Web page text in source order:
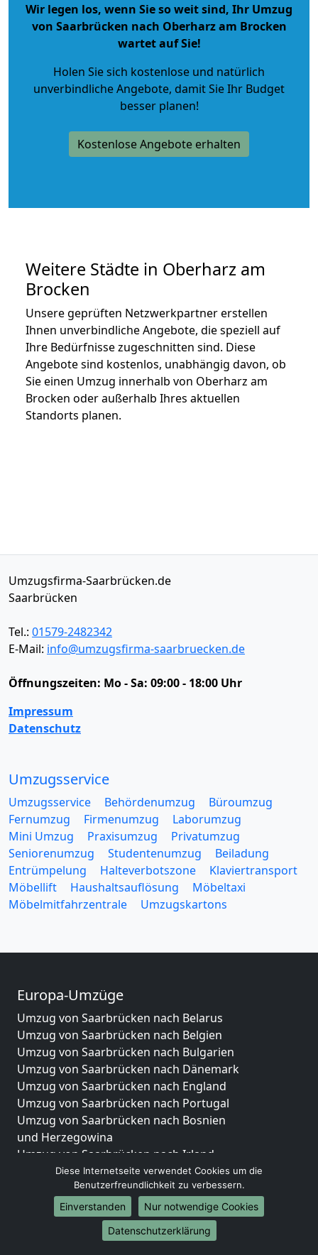
Wir legen los, wenn Sie so weit sind, Ihr Umzug
von Saarbrücken nach Oberharz am Brocken
wartet auf Sie!
Holen Sie sich kostenlose und natürlich
unverbindliche Angebote, damit Sie Ihr Budget
besser planen!
Kostenlose Angebote erhalten
Weitere Städte in Oberharz am
Brocken
Unsere geprüften Netzwerkpartner erstellen
Ihnen unverbindliche Angebote, die speziell auf
Ihre Bedürfnisse zugeschnitten sind. Diese
Angebote sind kostenlos, unabhängig davon, ob
Sie einen Umzug innerhalb von Oberharz am
Brocken oder außerhalb Ihres aktuellen
Standorts planen.
Umzugsfirma-Saarbrücken.de
Saarbrücken
Tel.: 01579-2482342
E-Mail: info@umzugsfirma-saarbruecken.de
Öffnungszeiten: Mo - Sa: 09:00 - 18:00 Uhr
Impressum
Datenschutz
Umzugsservice
Umzugsservice Behördenumzug
Büroumzug
Fernumzug
Firmenumzug
Laborumzug
Mini Umzug
Praxisumzug
Privatumzug
Seniorenumzug
Studentenumzug
Beiladung
Entrümpelung
Halteverbotszone
Klaviertransport
Möbellift
Haushaltsauflösung
Möbeltaxi
Möbelmitfahrzentrale
Umzugskartons
Europa-Umzüge
Umzug von Saarbrücken nach Belarus
Umzug von Saarbrücken nach Belgien
Umzug von Saarbrücken nach Bulgarien
Umzug von Saarbrücken nach Dänemark
Umzug von Saarbrücken nach England
Umzug von Saarbrücken nach Portugal
Umzug von Saarbrücken nach Bosnien
und Herzegowina
Umzug von Saarbrücken nach Irland
Umzug von Saarbrücken nach Lettland
Umzug von Saarbrücken nach Zypern
Umzug von Saarbrücken nach Kroatien
Umzug von Saarbrücken nach Estland
Umzug von Saarbrücken nach Finnland
Diese Internetseite verwendet Cookies um die
Benutzerfreundlichkeit zu verbessern.
Einverstanden
Nur notwendige Cookies
Datenschutzerklärung